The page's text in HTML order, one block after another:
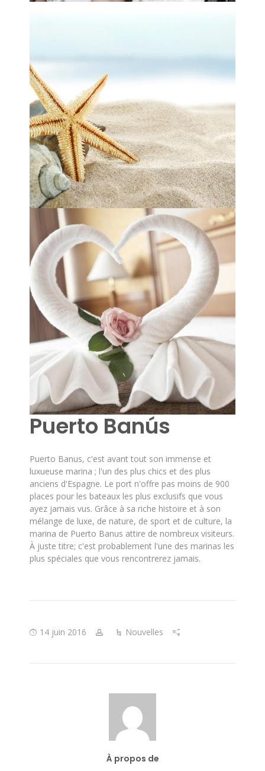
Puerto Banús
Puerto Banus, c'est avant tout son immense et
luxueuse marina ; l'un des plus chics et des plus
anciens d'Espagne. Le port n'offre pas moins de 900
places pour les bateaux les plus exclusifs que vous
ayez jamais vus. Grâce à sa riche histoire et à son
mélange de luxe, de nature, de sport et de culture, la
marina de Puerto Banus attire de nombreux visiteurs.
À juste titre; c'est probablement l'une des marinas les
plus spéciales que vous rencontrerez jamais.
14 juin 2016 Nouvelles
À propos de